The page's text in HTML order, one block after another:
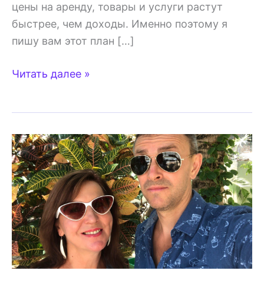
цены на аренду, товары и услуги растут
быстрее, чем доходы. Именно поэтому я
пишу вам этот план […]
Главная
заключается
именно
в
этом
Читать далее »